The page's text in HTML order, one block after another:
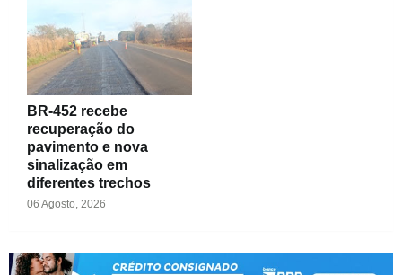
BR-452 recebe
recuperação do
pavimento e nova
sinalização em
diferentes trechos
06 Agosto, 2026